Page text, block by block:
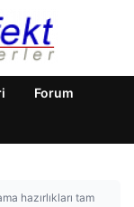
Forum
hazırlıkları tam